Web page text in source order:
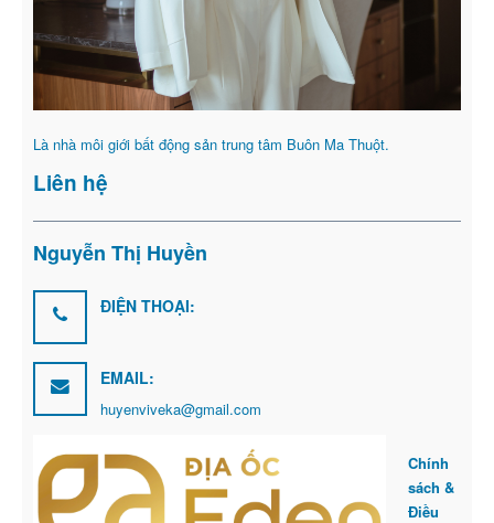
Là nhà môi giới bất động sản trung tâm Buôn Ma Thuột.
Liên hệ
Nguyễn Thị Huyền
ĐIỆN THOẠI:
EMAIL:
huyenviveka@gmail.com
Chính
sách &
Điều